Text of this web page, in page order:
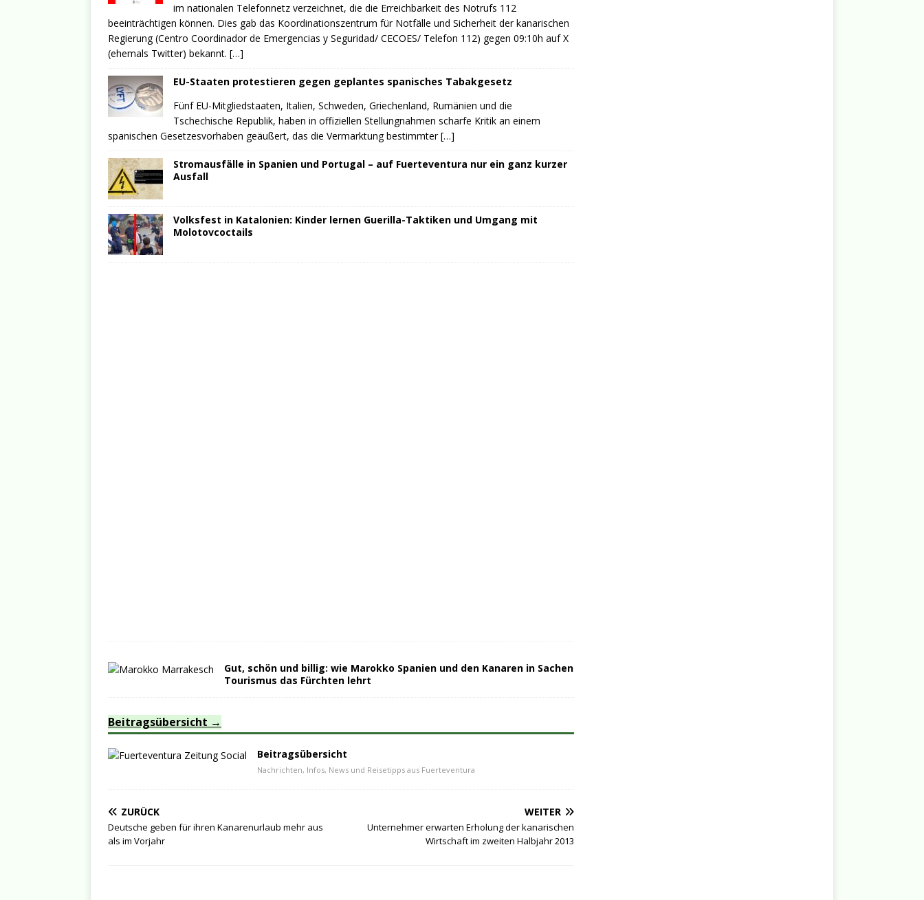
im nationalen Telefonnetz verzeichnet, die die Erreichbarkeit des Notrufs 112
beeinträchtigen können. Dies gab das Koordinationszentrum für Notfälle und Sicherheit der kanarischen
Regierung (Centro Coordinador de Emergencias y Seguridad/ CECOES/ Telefon 112) gegen 09:10h auf X
(ehemals Twitter) bekannt. […]
EU-Staaten protestieren gegen geplantes spanisches Tabakgesetz
Fünf EU-Mitgliedstaaten, Italien, Schweden, Griechenland, Rumänien und die
Tschechische Republik, haben in offiziellen Stellungnahmen scharfe Kritik an einem
spanischen Gesetzesvorhaben geäußert, das die Vermarktung bestimmter[…]
Stromausfälle in Spanien und Portugal – auf Fuerteventura nur ein ganz kurzer
Ausfall
Volksfest in Katalonien: Kinder lernen Guerilla-Taktiken und Umgang mit
Molotovcoctails
Gut, schön und billig: wie Marokko Spanien und den Kanaren in Sachen
Tourismus das Fürchten lehrt
Beitragsübersicht
Beitragsübersicht
Nachrichten, Infos, News und Reisetipps aus Fuerteventura
ZURÜCK
Deutsche geben für ihren Kanarenurlaub mehr aus
als im Vorjahr
WEITER
Unternehmer erwarten Erholung der kanarischen
Wirtschaft im zweiten Halbjahr 2013